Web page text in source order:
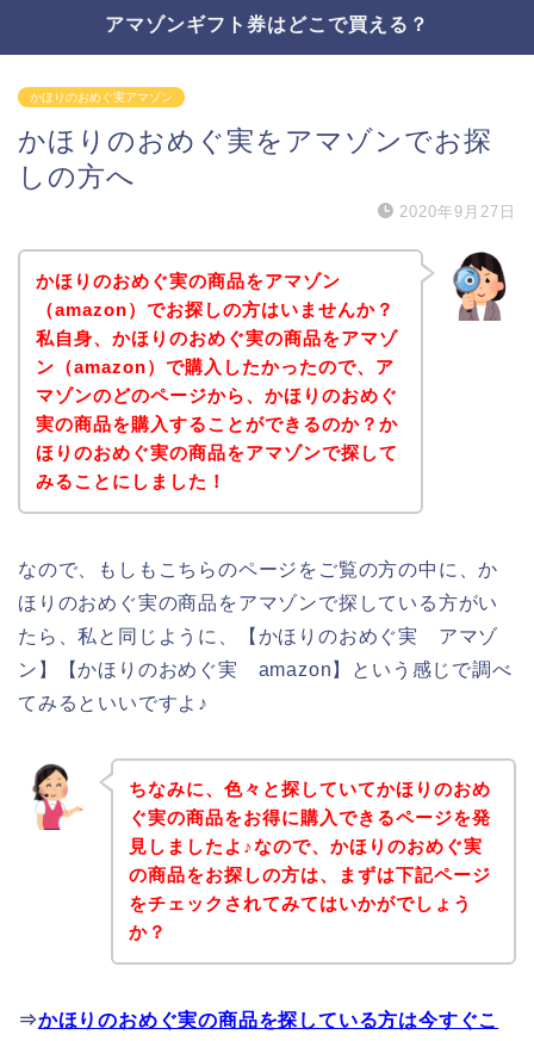
アマゾンギフト券はどこで買える？
かほりのおめぐ実アマゾン
かほりのおめぐ実をアマゾンでお探
しの方へ
2020年9月27日
かほりのおめぐ実の商品をアマゾン
（amazon）でお探しの方はいませんか？
私自身、かほりのおめぐ実の商品をアマゾ
ン（amazon）で購入したかったので、ア
マゾンのどのページから、かほりのおめぐ
実の商品を購入することができるのか？か
ほりのおめぐ実の商品をアマゾンで探して
みることにしました！
なので、もしもこちらのページをご覧の方の中に、か
ほりのおめぐ実の商品をアマゾンで探している方がい
たら、私と同じように、【かほりのおめぐ実 アマゾ
ン】【かほりのおめぐ実 amazon】という感じで調べ
てみるといいですよ♪
ちなみに、色々と探していてかほりのおめ
ぐ実の商品をお得に購入できるページを発
見しましたよ♪なので、かほりのおめぐ実
の商品をお探しの方は、まずは下記ページ
をチェックされてみてはいかがでしょう
か？
⇒かほりのおめぐ実の商品を探している方は今すぐこ